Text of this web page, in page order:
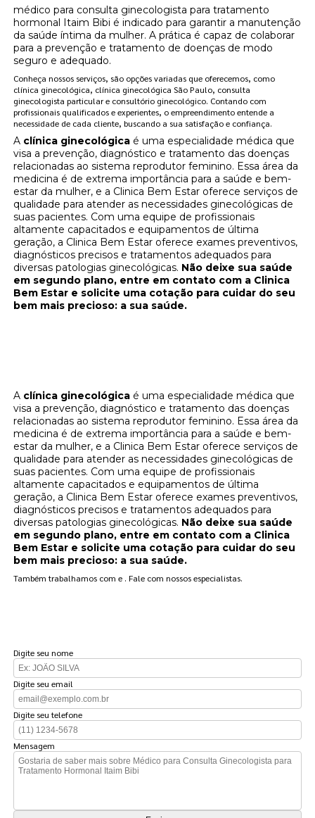
médico para consulta ginecologista para tratamento
hormonal Itaim Bibi é indicado para garantir a manutenção
da saúde íntima da mulher. A prática é capaz de colaborar
para a prevenção e tratamento de doenças de modo
seguro e adequado.
Conheça nossos serviços, são opções variadas que oferecemos, como
clínica ginecológica, clínica ginecológica São Paulo, consulta
ginecologista particular e consultório ginecológico. Contando com
profissionais qualificados e experientes, o empreendimento entende a
necessidade de cada cliente, buscando a sua satisfação e confiança.
A clínica ginecológica é uma especialidade médica que
visa a prevenção, diagnóstico e tratamento das doenças
relacionadas ao sistema reprodutor feminino. Essa área da
medicina é de extrema importância para a saúde e bem-
estar da mulher, e a Clinica Bem Estar oferece serviços de
qualidade para atender as necessidades ginecológicas de
suas pacientes. Com uma equipe de profissionais
altamente capacitados e equipamentos de última
geração, a Clinica Bem Estar oferece exames preventivos,
diagnósticos precisos e tratamentos adequados para
diversas patologias ginecológicas. Não deixe sua saúde
em segundo plano, entre em contato com a Clinica
Bem Estar e solicite uma cotação para cuidar do seu
bem mais precioso: a sua saúde.
A clínica ginecológica é uma especialidade médica que
visa a prevenção, diagnóstico e tratamento das doenças
relacionadas ao sistema reprodutor feminino. Essa área da
medicina é de extrema importância para a saúde e bem-
estar da mulher, e a Clinica Bem Estar oferece serviços de
qualidade para atender as necessidades ginecológicas de
suas pacientes. Com uma equipe de profissionais
altamente capacitados e equipamentos de última
geração, a Clinica Bem Estar oferece exames preventivos,
diagnósticos precisos e tratamentos adequados para
diversas patologias ginecológicas. Não deixe sua saúde
em segundo plano, entre em contato com a Clinica
Bem Estar e solicite uma cotação para cuidar do seu
bem mais precioso: a sua saúde.
Também trabalhamos com e . Fale com nossos especialistas.
Digite seu nome
Digite seu email
Digite seu telefone
Mensagem